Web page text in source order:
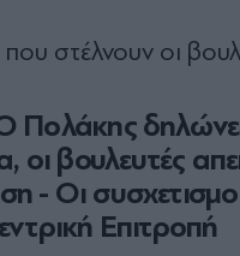
Πολάκης
οι βουλευτές
- Οι
Επιτροπή
στέλνουν οι